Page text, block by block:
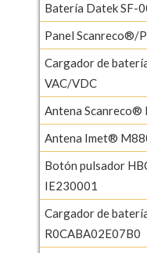
Batería Datek SF-
Panel Scanreco®/
Cargador de
VAC/VDC
Antena Scanreco®
Antena Imet®
Botón pulsador
IE230001
Cargador de
R0CABA02E07B0